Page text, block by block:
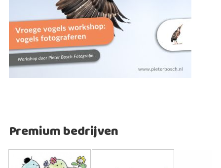
Premium bedrijven